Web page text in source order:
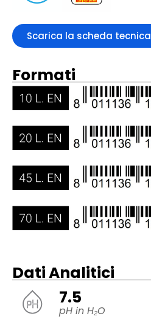
Scarica la scheda tecnica
Formati
Dati Analitici
7.5
pH in H₂O